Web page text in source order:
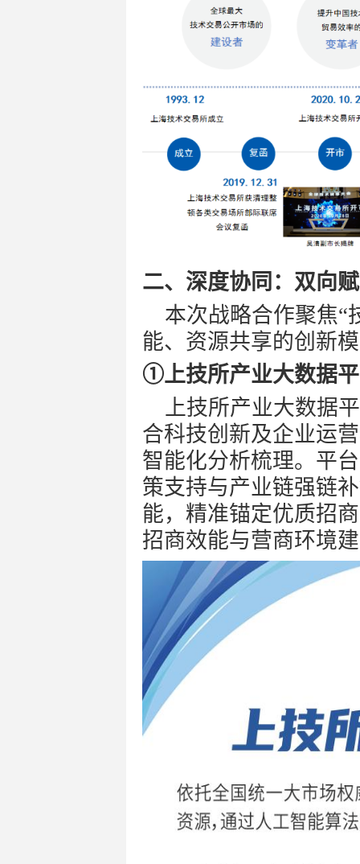
二、深度协同：双向
本次战略合作聚焦“
能、资源共享的创新
①上技所产业大数据
上技所产业大数据
合科技创新及企业运
智能化分析梳理。平
策支持与产业链强链
能，精准锚定优质招
招商效能与营商环境